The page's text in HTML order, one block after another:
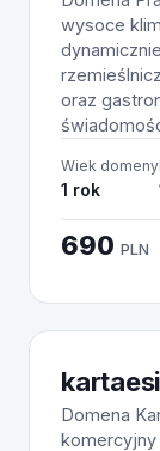
wysoce
oraz
Wiek domeny
1 rok
690 PLN
Domena